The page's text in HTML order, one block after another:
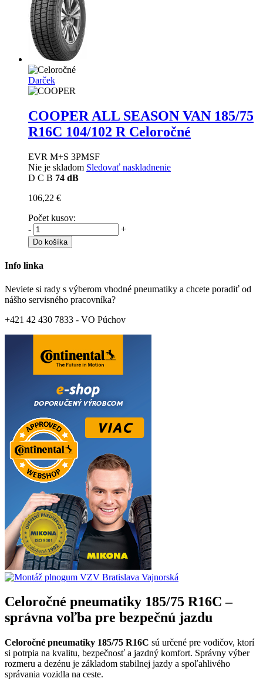
Darček
COOPER ALL SEASON VAN 185/75
R16C 104/102 R Celoročné
EVR M+S 3PMSF
Nie je skladom Sledovať naskladnenie
D C B 74 dB
106,22 €
Počet kusov:
-
+
Do košíka
Info linka
Neviete si rady s výberom vhodné pneumatiky a chcete poradiť od
nášho servisného pracovníka?
+421 42 430 7833 - VO Púchov
Celoročné pneumatiky 185/75 R16C –
správna voľba pre bezpečnú jazdu
Celoročné pneumatiky 185/75 R16C sú určené pre vodičov, ktorí
si potrpia na kvalitu, bezpečnosť a jazdný komfort. Správny výber
rozmeru a dezénu je základom stabilnej jazdy a spoľahlivého
správania vozidla na ceste.